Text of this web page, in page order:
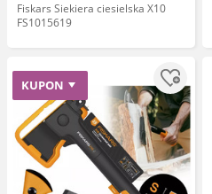
Fiskars Siekiera ciesielska X10
FS1015619
KUPON